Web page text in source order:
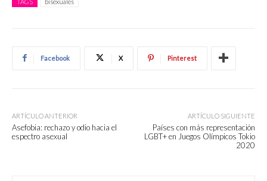
Facebook X Pinterest
ARTÍCULO ANTERIOR
Asefobia: rechazo y odio hacia el
espectro asexual
ARTÍCULO SIGUIENTE
Países con más representación
LGBT+ en Juegos Olímpicos Tokio
2020